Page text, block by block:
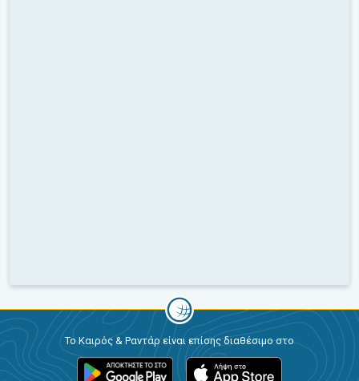
Το Καιρός & Ραντάρ είναι επίσης διαθέσιμο στο